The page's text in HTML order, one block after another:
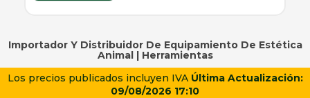
Importador Y Distribuidor De Equipamiento De Estética
Animal | Herramientas
Los precios publicados incluyen IVA Última Actualización:
09/08/2026 17:10